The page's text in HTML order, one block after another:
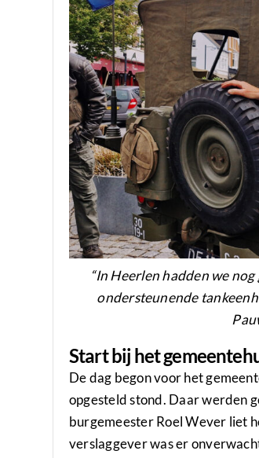
“In Heerlen hadden we
ondersteunende
Start bij het
De dag begon voor het
opgesteld stond. Daar werden
burgemeester Roel Wever liet
verslaggever was er